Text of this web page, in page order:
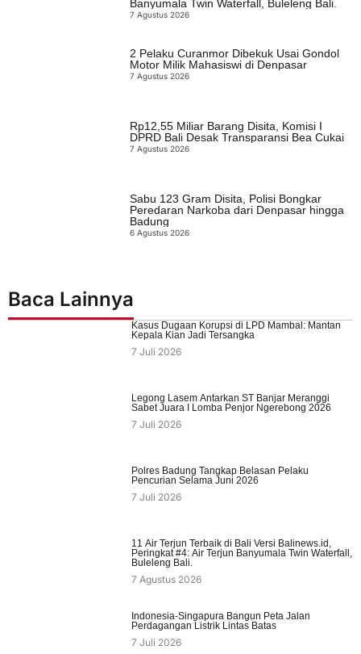
Banyumala Twin Waterfall, Buleleng Bali.
7 Agustus 2026
2 Pelaku Curanmor Dibekuk Usai Gondol
Motor Milik Mahasiswi di Denpasar
7 Agustus 2026
Rp12,55 Miliar Barang Disita, Komisi I
DPRD Bali Desak Transparansi Bea Cukai
7 Agustus 2026
Sabu 123 Gram Disita, Polisi Bongkar
Peredaran Narkoba dari Denpasar hingga
Badung
6 Agustus 2026
Baca Lainnya
Kasus Dugaan Korupsi di LPD Mambal: Mantan
Kepala Kian Jadi Tersangka
7 Juli 2026
Legong Lasem Antarkan ST Banjar Meranggi
Sabet Juara I Lomba Penjor Ngerebong 2026
7 Juli 2026
Polres Badung Tangkap Belasan Pelaku
Pencurian Selama Juni 2026
7 Juli 2026
11 Air Terjun Terbaik di Bali Versi Balinews.id,
Peringkat #4: Air Terjun Banyumala Twin Waterfall,
Buleleng Bali.
7 Agustus 2026
Indonesia-Singapura Bangun Peta Jalan
Perdagangan Listrik Lintas Batas
7 Juli 2026